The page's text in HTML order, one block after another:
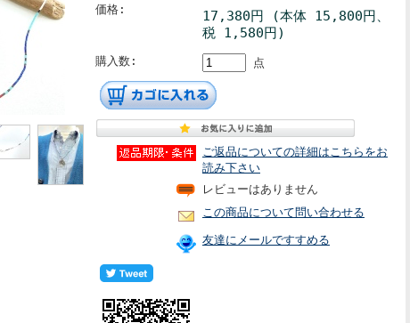
価格:
17,380円 (本体 15,800円、
税 1,580円)
購入数: 点
ご返品についての詳細はこちらをお
読み下さい
レビューはありません
この商品について問い合わせる
友達にメールですすめる